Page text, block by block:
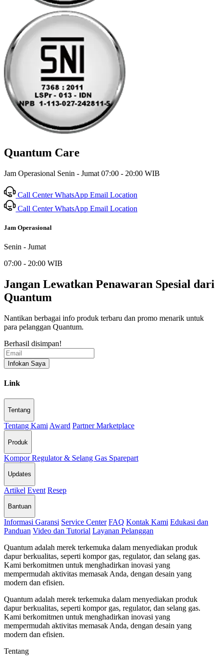
Quantum Care
Jam Operasional Senin - Jumat 07:00 - 20:00 WIB
Call CenterWhatsApp Email Location
Call CenterWhatsApp Email Location
Jam Operasional
Senin - Jumat
07:00 - 20:00 WIB
Jangan Lewatkan Penawaran Spesial dari
Quantum
Nantikan berbagai info produk terbaru dan promo menarik untuk
para pelanggan Quantum.
Berhasil disimpan!
Infokan Saya
Link
Tentang
Tentang Kami Award Partner Marketplace
Produk
KomporRegulator & Selang Gas Sparepart
Updates
Artikel Event Resep
Bantuan
Informasi Garansi Service Center FAQ Kontak Kami Edukasi dan
Panduan Video dan Tutorial Layanan Pelanggan
Quantum adalah merek terkemuka dalam menyediakan produk
dapur berkualitas, seperti kompor gas, regulator, dan selang gas.
Kami berkomitmen untuk menghadirkan inovasi yang
mempermudah aktivitas memasak Anda, dengan desain yang
modern dan efisien.
Quantum adalah merek terkemuka dalam menyediakan produk
dapur berkualitas, seperti kompor gas, regulator, dan selang gas.
Kami berkomitmen untuk menghadirkan inovasi yang
mempermudah aktivitas memasak Anda, dengan desain yang
modern dan efisien.
Tentang